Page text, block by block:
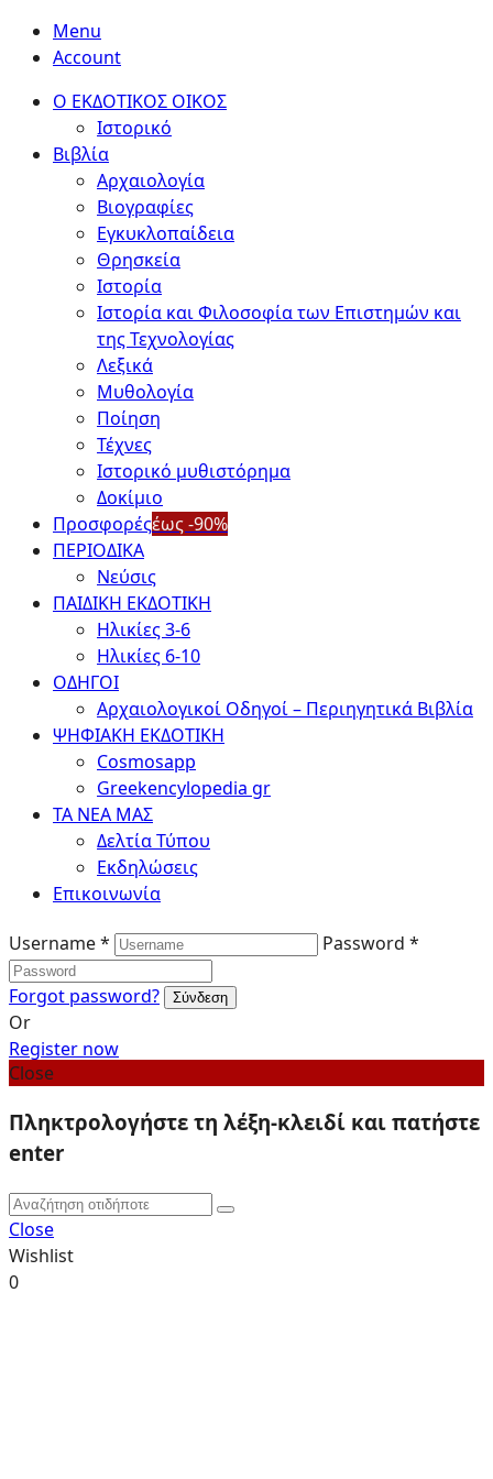
Menu
Account
Ο ΕΚΔΟΤΙΚΟΣ ΟΙΚΟΣ
Ιστορικό
Βιβλία
Αρχαιολογία
Βιογραφίες
Εγκυκλοπαίδεια
Θρησκεία
Ιστορία
Ιστορία και Φιλοσοφία των Επιστημών και
της Τεχνολογίας
Λεξικά
Μυθολογία
Ποίηση
Τέχνες
Ιστορικό μυθιστόρημα
Δοκίμιο
Προσφορέςέως -90%
ΠΕΡΙΟΔΙΚΑ
Νεύσις
ΠΑΙΔΙΚΗ ΕΚΔΟΤΙΚΗ
Ηλικίες 3-6
Ηλικίες 6-10
ΟΔΗΓΟΙ
Αρχαιολογικοί Οδηγοί – Περιηγητικά Βιβλία
ΨΗΦΙΑΚΗ ΕΚΔΟΤΙΚΗ
Cosmosapp
Greekencylopedia gr
ΤΑ ΝΕΑ ΜΑΣ
Δελτία Τύπου
Εκδηλώσεις
Επικοινωνία
Username * Password *
Forgot password?
Or
Register now
Close
Πληκτρολογήστε τη λέξη-κλειδί και πατήστε
enter
Close
Wishlist
0